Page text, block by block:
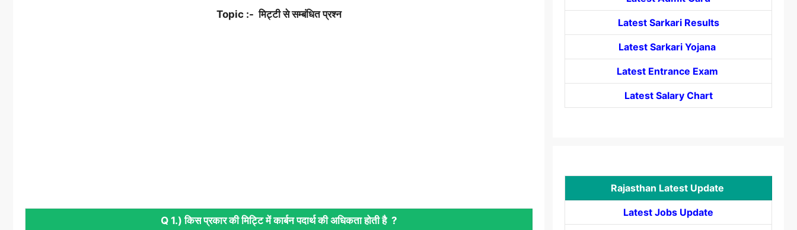
Topic :- मिट्टी से सम्बंधित प्रश्न
Q 1.) किस प्रकार की मिट्टि में कार्बन पदार्थ की अधिकता होती है ?
Latest Sarkari Results
Latest Sarkari Yojana
Latest Entrance Exam
Latest Salary Chart
Rajasthan Latest Update
Latest Jobs Update